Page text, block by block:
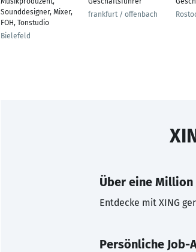
Sounddesigner, Mixer,
FOH, Tonstudio
Bielefeld
frankfurt / offenbach
Über eine Million
Entdecke mit XING
Persönliche Job-